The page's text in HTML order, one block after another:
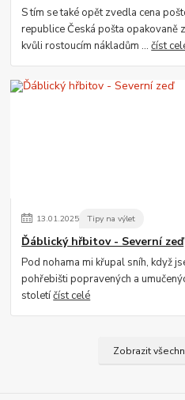
S tím se také opět zvedla cena
republice Česká pošta opakovaně
kvůli rostoucím nákladům ...číst
13.01.2025 Tipy na výlet
Ďáblický hřbitov - Severní zeď
Pod nohama mi křupal sníh, když
pohřebišti popravených a
stoletíčíst celé
Zobrazit